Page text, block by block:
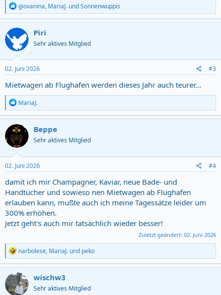
R
e
a
c
t
o
n
s
:
giovanina, MariaJ. undSonnenwuppis
Piri
Sehr aktives Mitglied
02. Juni 2026 #3
Mietwagen ab Flughafen werden dieses Jahr auch teurer...
R
e
a
c
t
i
o
n
s
:
MariaJ.
Beppe
Sehr aktives Mitglied
02. Juni 2026 #4
damit ich mir Champagner, Kaviar, neue Bade- und
Handtücher und sowieso nen Mietwagen ab Flughafen
erlauben kann, mußte auch ich meine Tagessätze leider um
300% erhöhen.
Jetzt geht's auch mir tatsächlich wieder besser!
Zuletzt geändert: 02. Juni 2026
R
e
a
c
t
i
narbolese, MariaJ. und peko
wischw3
Sehr aktives Mitglied